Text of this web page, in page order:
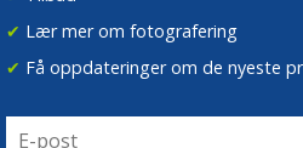
✔ Lær mer om fotografering
✔ Få oppdateringer om de nyeste